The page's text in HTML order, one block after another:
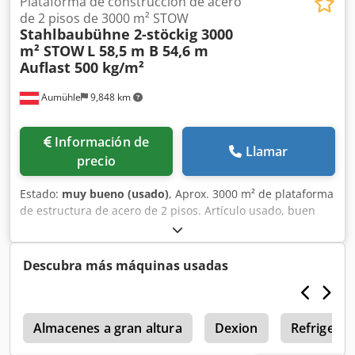
Aumühle 9,848 km
de 2 pisos de 3000 m² STOW
Stahlbaubühne 2-stöckig 3000
m² STOW L 58,5 m B 54,6 m
Auflast 500 kg/m²
Información de
precio
Llamar
Estado: muy bueno (usado), Aprox. 3000 m² de plataforma
de estructura de acero de 2 pisos. Artículo usado, buen
estado, ver imágenes. Fabricante: STOW Longitud aprox.
58,5 m Ancho aprox. 54,6 m Altura borde inferior 3,4 m
Altura borde superior 3,7 m Carga máxima 500 kg/m²
Construcción con perfiles en C y perfiles Sigma Fijado con
tornillos y tuercas Distancias entre soportes ajustables en
longitud La estructura del suelo es de tablero de partículas
de 38 mm, de alta densidad, con sistema de
machihembrado Parte inferior blanca, parte superior
Descubra más máquinas usadas
Almacenes a gran altura Dexion